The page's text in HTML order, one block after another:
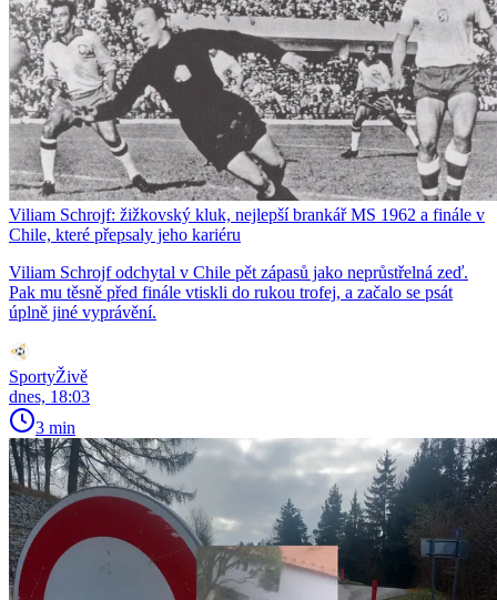
Viliam Schrojf: žižkovský kluk, nejlepší brankář MS 1962 a finále v
Chile, které přepsaly jeho kariéru
Viliam Schrojf odchytal v Chile pět zápasů jako neprůstřelná zeď.
Pak mu těsně před finále vtiskli do rukou trofej, a začalo se psát
úplně jiné vyprávění.
SportyŽivě
dnes, 18:03
3 min